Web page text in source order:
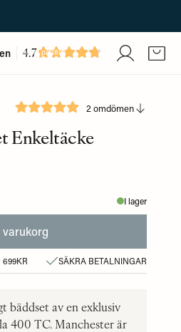
4.7
Baserat på1893
2 omdömen
Enkeltäcke
I lager
varukorg
699KR SÄKRA BETALNINGAR
bäddset av en exklusiv
400 TC. Manchester är